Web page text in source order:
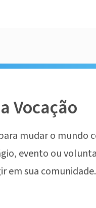
Vocação
mudar o mundo
evento ou
em sua comunidade.